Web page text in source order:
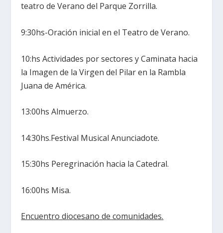
teatro de Verano del Parque Zorrilla.
9:30hs-Oración inicial en el Teatro de Verano.
10:hs Actividades por sectores y Caminata hacia
la Imagen de la Virgen del Pilar en la Rambla
Juana de América.
13:00hs Almuerzo.
14:30hs.Festival Musical Anunciadote.
15:30hs Peregrinación hacia la Catedral.
16:00hs Misa.
Encuentro diocesano de comunidades.